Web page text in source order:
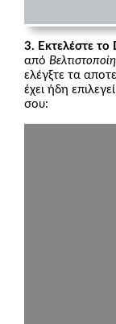
3. Εκτελέστε το
από
ελέγξτε τα
έχει ήδη
σου: